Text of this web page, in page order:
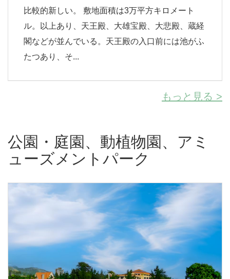
比較的新しい。 敷地面積は3万平方キロメート
ル。以上あり、天王殿、大雄宝殿、大悲殿、蔵経
閣などが並んでいる。天王殿の入口前には池がふ
たつあり、そ...
もっと見る >
公園・庭園、動植物園、アミ
ューズメントパーク